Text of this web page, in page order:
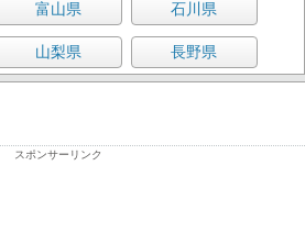
富山県 石川県
山梨県 長野県
スポンサーリンク